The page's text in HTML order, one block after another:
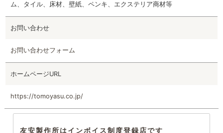
ム、タイル、床材、壁紙、ペンキ、エクステリア商材等
お問い合わせ
お問い合わせフォーム
ホームページURL
https://tomoyasu.co.jp/
友安製作所はインボイス制度登録店です